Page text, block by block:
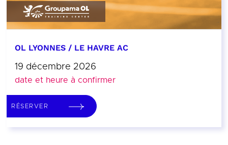
OL LYONNES / LE HAVRE AC
19 décembre 2026
date et heure à confirmer
RÉSERVER